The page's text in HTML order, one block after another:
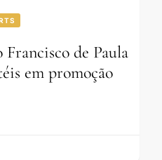
Francisco de Paula
em promoção